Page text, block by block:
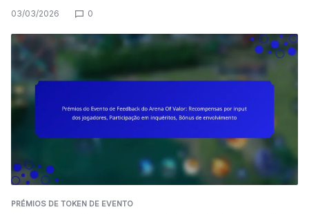
03/03/2026 0
PRÉMIOS DE TOKEN DE EVENTO